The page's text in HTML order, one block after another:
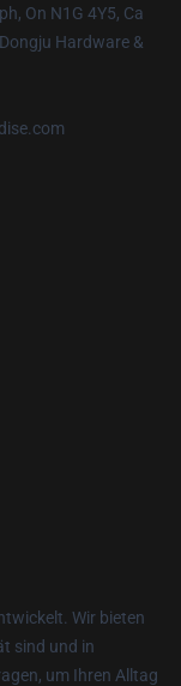
On N1G 4Y5, Ca
Hardware &
Wir bieten
sind und in
um Ihren Alltag